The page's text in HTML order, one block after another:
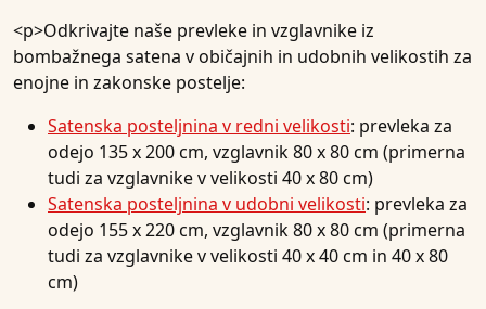
<p>Odkrivajte naše prevleke in vzglavnike iz
bombažnega satena v običajnih in udobnih velikostih za
enojne in zakonske postelje:
Satenska posteljnina v redni velikosti: prevleka za
odejo 135 x 200 cm, vzglavnik 80 x 80 cm (primerna
tudi za vzglavnike v velikosti 40 x 80 cm)
Satenska posteljnina v udobni velikosti: prevleka za
odejo 155 x 220 cm, vzglavnik 80 x 80 cm (primerna
tudi za vzglavnike v velikosti 40 x 40 cm in 40 x 80
cm)